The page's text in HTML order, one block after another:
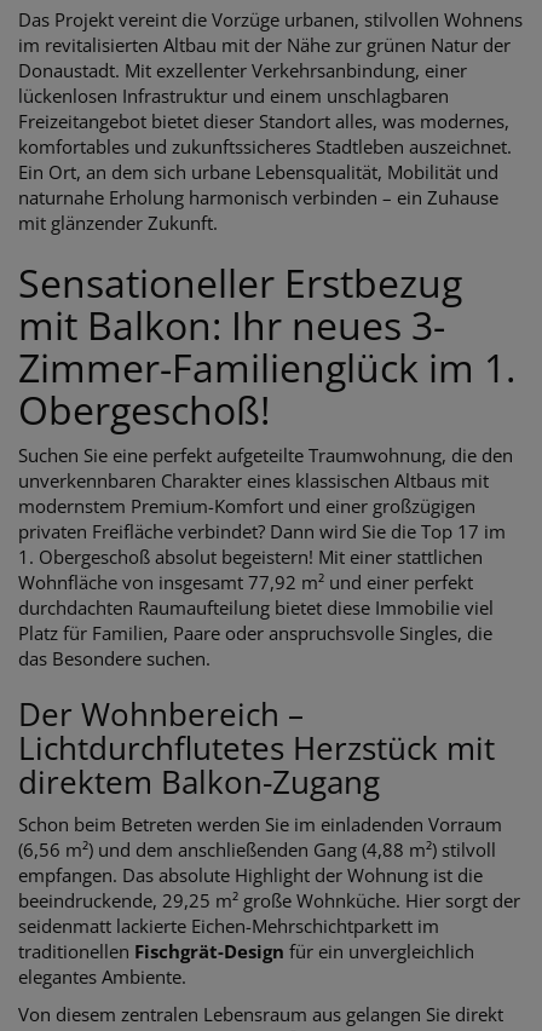
Das Projekt vereint die Vorzüge urbanen, stilvollen Wohnens
im revitalisierten Altbau mit der Nähe zur grünen Natur der
Donaustadt. Mit exzellenter Verkehrsanbindung, einer
lückenlosen Infrastruktur und einem unschlagbaren
Freizeitangebot bietet dieser Standort alles, was modernes,
komfortables und zukunftssicheres Stadtleben auszeichnet.
Ein Ort, an dem sich urbane Lebensqualität, Mobilität und
naturnahe Erholung harmonisch verbinden – ein Zuhause
mit glänzender Zukunft.
Sensationeller Erstbezug
mit Balkon: Ihr neues 3-
Zimmer-Familienglück im 1.
Obergeschoß!
Suchen Sie eine perfekt aufgeteilte Traumwohnung, die den
unverkennbaren Charakter eines klassischen Altbaus mit
modernstem Premium-Komfort und einer großzügigen
privaten Freifläche verbindet? Dann wird Sie die Top 17 im
1. Obergeschoß absolut begeistern! Mit einer stattlichen
Wohnfläche von insgesamt 77,92 m² und einer perfekt
durchdachten Raumaufteilung bietet diese Immobilie viel
Platz für Familien, Paare oder anspruchsvolle Singles, die
das Besondere suchen.
Der Wohnbereich –
Lichtdurchflutetes Herzstück mit
direktem Balkon-Zugang
Schon beim Betreten werden Sie im einladenden Vorraum
(6,56 m²) und dem anschließenden Gang (4,88 m²) stilvoll
empfangen. Das absolute Highlight der Wohnung ist die
beeindruckende, 29,25 m² große Wohnküche. Hier sorgt der
seidenmatt lackierte Eichen-Mehrschichtparkett im
traditionellen Fischgrät-Design für ein unvergleichlich
elegantes Ambiente.
Von diesem zentralen Lebensraum aus gelangen Sie direkt